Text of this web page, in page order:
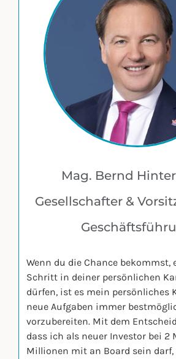
Mag. Bernd
Gesellschafter &
Wenn du die Chance bekommst,
Schritt in deiner persönlichen
dürfen, ist es mein persönliches
neue Aufgaben immer
vorzubereiten. Mit dem
dass ich als neuer Investor bei 2
Millionen mit an Board sein